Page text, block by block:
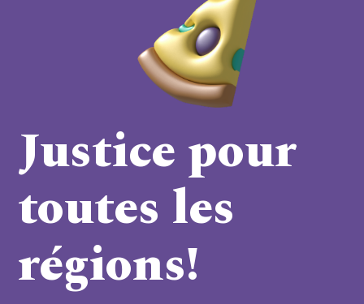
Justice pour
toutes les
régions!